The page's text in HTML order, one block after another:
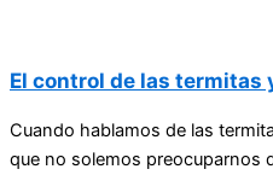
El control de las termitas
Cuando hablamos de las
que no solemos preocuparnos